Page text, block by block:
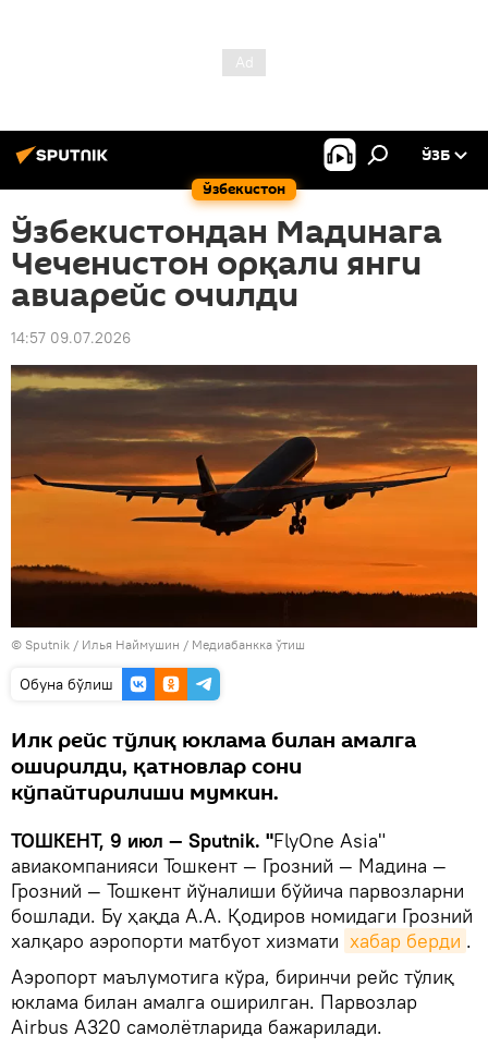
Ўзбекистон
ЎЗБ
Ўзбекистондан Мадинага
Чеченистон орқали янги
авиарейс очилди
14:57 09.07.2026
© Sputnik / Илья Наймушин / Медиабанкка ўтиш
Oбуна бўлиш
Илк рейс тўлиқ юклама билан амалга
оширилди, қатновлар сони
кўпайтирилиши мумкин.
ТОШКЕНТ, 9 июл — Sputnik. "FlyOne Asia"
авиакомпанияси Тошкент — Грозний — Мадина —
Грозний — Тошкент йўналиши бўйича парвозларни
бошлади. Бу ҳақда А.А. Қодиров номидаги Грозний
халқаро аэропорти матбуот хизмати хабар берди .
Аэропорт маълумотига кўра, биринчи рейс тўлиқ
юклама билан амалга оширилган. Парвозлар
Airbus A320 самолётларида бажарилади.